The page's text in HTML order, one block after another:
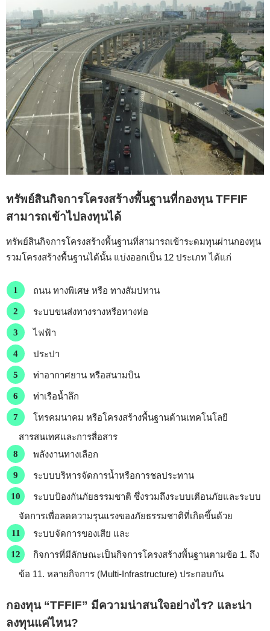
ทรัพย์สินกิจการโครงสร้างพื้นฐานที่กองทุน TFFIF
สามารถเข้าไปลงทุนได้
ทรัพย์สินกิจการโครงสร้างพื้นฐานที่สามารถเข้าระดมทุนผ่านกองทุน
รวมโครงสร้างพื้นฐานได้นั้น แบ่งออกเป็น 12 ประเภท ได้แก่
ถนน ทางพิเศษ หรือ ทางสัมปทาน
ระบบขนส่งทางรางหรือทางท่อ
ไฟฟ้า
ประปา
ท่าอากาศยาน หรือสนามบิน
ท่าเรือน้ำลึก
โทรคมนาคม หรือโครงสร้างพื้นฐานด้านเทคโนโลยี
สารสนเทศและการสื่อสาร
พลังงานทางเลือก
ระบบบริหารจัดการน้ำหรือการชลประทาน
ระบบป้องกันภัยธรรมชาติ ซึ่งรวมถึงระบบเตือนภัยและระบบ
จัดการเพื่อลดความรุนแรงของภัยธรรมชาติที่เกิดขึ้นด้วย
ระบบจัดการของเสีย และ
กิจการที่มีลักษณะเป็นกิจการโครงสร้างพื้นฐานตามข้อ 1. ถึง
ข้อ 11. หลายกิจการ (Multi-Infrastructure) ประกอบกัน
กองทุน “TFFIF” มีความน่าสนใจอย่างไร? และน่า
ลงทุนแค่ไหน?